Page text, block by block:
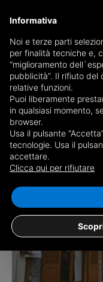
Receive a
3 results for
Villasalto
Informativa
Noi e terze parti
per finalità tecniche e,
“miglioramento
pubblicità”. Il rifiuto del
relative funzioni.
Puoi liberamente
in qualsiasi momento,
browser.
Usa il pulsante
tecnologie. Usa il
accettare.
Clicca qui per rifiutare